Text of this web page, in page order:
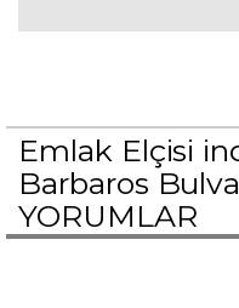
Emlak Elçisi
Barbaros
YORUMLAR